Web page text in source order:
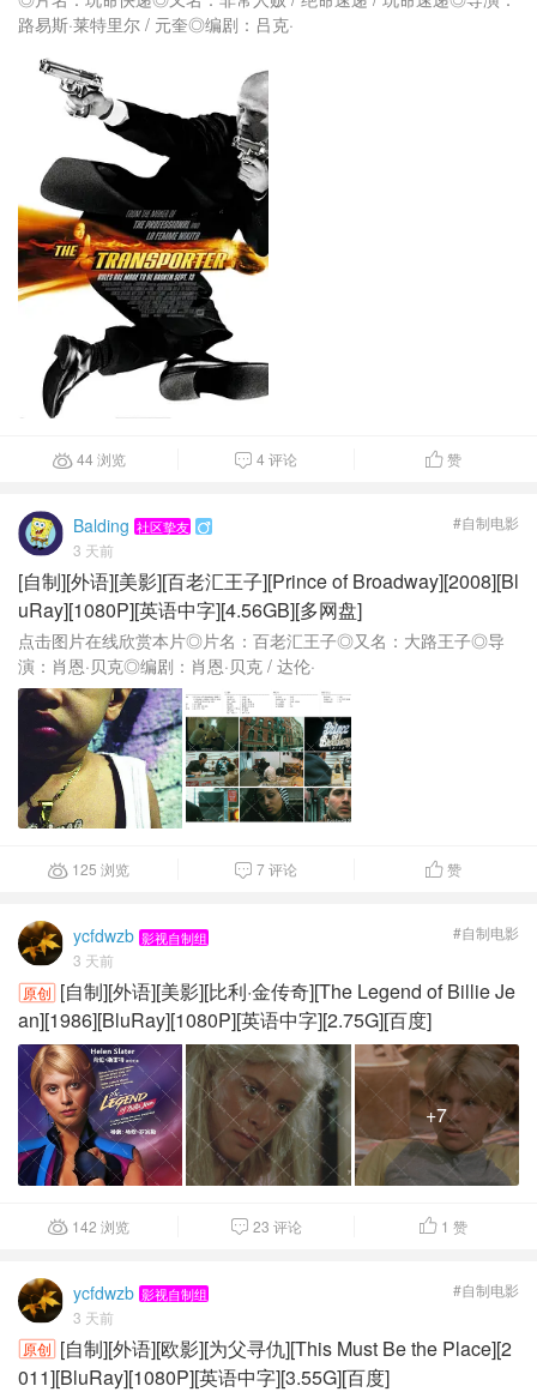
路易斯·莱特里尔 / 元奎◎编剧：吕克·
44 浏览  4 评论 赞
Balding 社区挚友 
3 天前
#自制电影
[自制][外语][美影][百老汇王子][Prince of Broadway][2008][Bl
uRay][1080P][英语中字][4.56GB][多网盘]
点击图片在线欣赏本片◎片名：百老汇王子◎又名：大路王子◎导
演：肖恩·贝克◎编剧：肖恩·贝克 / 达伦·
 125 浏览  7 评论 赞
ycfdwzb 影视自制组
3 天前
#自制电影
原创 [自制][外语][美影][比利·金传奇][The Legend of Billie Je
an][1986][BluRay][1080P][英语中字][2.75G][百度]
+7
 142 浏览  23 评论  1 赞
ycfdwzb 影视自制组
3 天前
#自制电影
原创 [自制][外语][欧影][为父寻仇][This Must Be the Place][2
011][BluRay][1080P][英语中字][3.55G][百度]